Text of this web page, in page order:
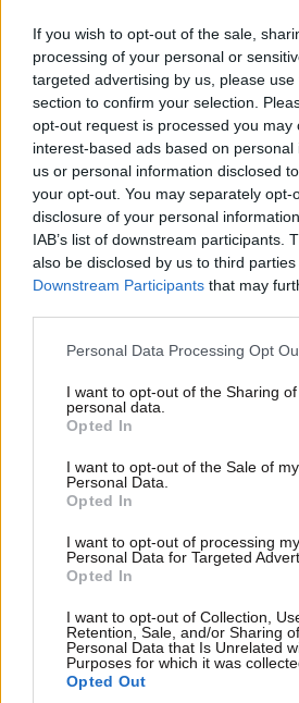
If you wish to opt-out of the sale,
processing of your personal or
targeted advertising by us, please
section to confirm your selection.
opt-out request is processed you may
interest-based ads based on
us or personal information disclosed
your opt-out. You may separately opt-
disclosure of your personal
IAB’s list of downstream participants.
also be disclosed by us to third
Downstream Participants that may
Please note that this website/app
not limited to your visit or usage
grant or deny consent to Google and
use your data for below specified
consent section.
Personal Data Processing Opt
I want to opt-out of the Sharing
personal data.
Opted In
I want to opt-out of the Sale of my
Personal Data.
Opted In
I want to opt-out of processing my
Personal Data for Targeted
Opted In
I want to opt-out of Collection,
Retention, Sale, and/or Sharing
Personal Data that Is Unrelated
Purposes for which it was
Opted Out
Η Ρωσία αρνείται
κυκλώματα στρατολόγησης
την Κολομβία
Συνολικά 6 νεκροί από